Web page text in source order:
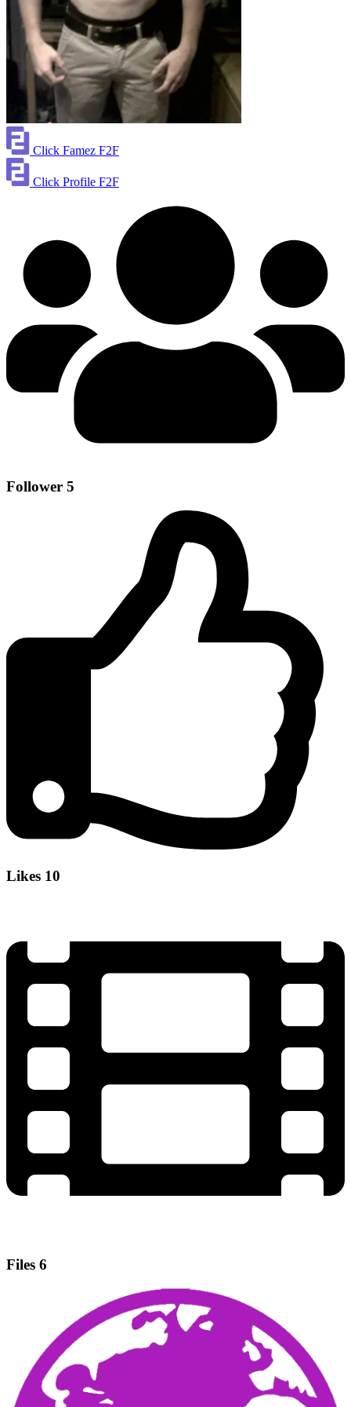
Click Famez F2F
Click Profile F2F
Follower 5
Likes 10
Files 6